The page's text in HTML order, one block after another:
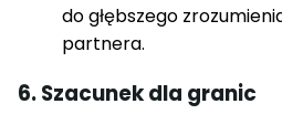
do głębszego
partnera.
6. Szacunek dla granic